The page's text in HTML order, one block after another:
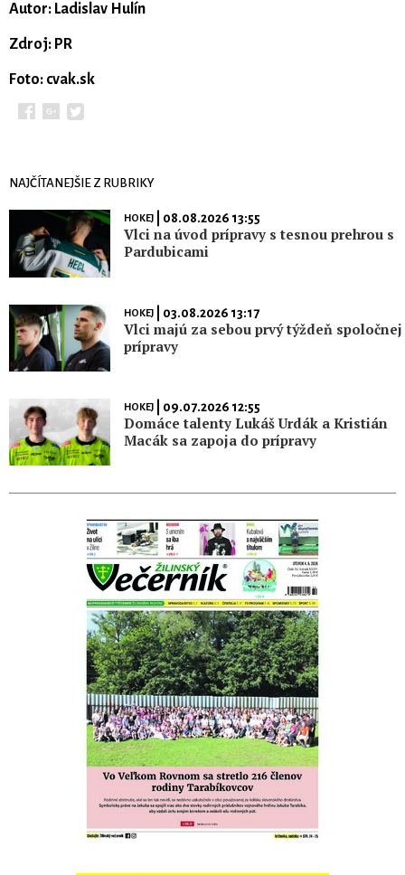
Autor: Ladislav Hulín
Zdroj: PR
Foto: cvak.sk
NAJČÍTANEJŠIE Z RUBRIKY
HOKEJ| 08.08.2026 13:55
Vlci na úvod prípravy s tesnou prehrou s
Pardubicami
HOKEJ| 03.08.2026 13:17
Vlci majú za sebou prvý týždeň spoločnej
prípravy
HOKEJ| 09.07.2026 12:55
Domáce talenty Lukáš Urdák a Kristián
Macák sa zapoja do prípravy